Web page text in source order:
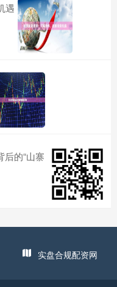
遇
后的“山寨
实盘合规配资网